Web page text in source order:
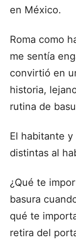
en México.
Roma como
me sentía
convirtió en
historia,
rutina de
El habitante
distintas al
¿Qué te
basura
qué te
retira del